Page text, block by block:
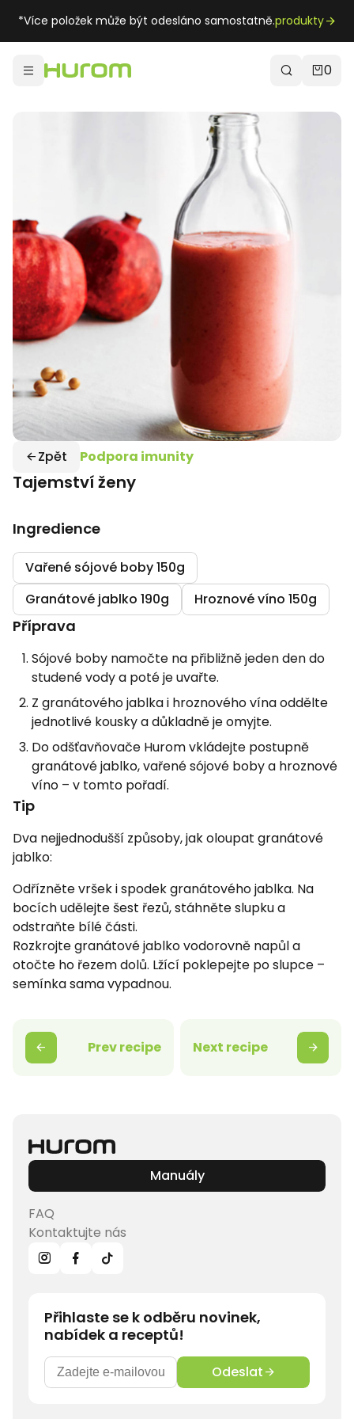
*Více položek může být odesláno samostatně.produkty
0
Zpět Podpora imunity
Tajemství ženy
Ingredience
Vařené sójové boby 150g
Granátové jablko 190g
Hroznové víno 150g
Příprava
Sójové boby namočte na přibližně jeden den do
studené vody a poté je uvařte.
Z granátového jablka i hroznového vína oddělte
jednotlivé kousky a důkladně je omyjte.
Do odšťavňovače Hurom vkládejte postupně
granátové jablko, vařené sójové boby a hroznové
víno – v tomto pořadí.
Tip
Dva nejjednodušší způsoby, jak oloupat granátové
jablko:
Odřízněte vršek i spodek granátového jablka. Na
bocích udělejte šest řezů, stáhněte slupku a
odstraňte bílé části.
Rozkrojte granátové jablko vodorovně napůl a
otočte ho řezem dolů. Lžící poklepejte po slupce –
semínka sama vypadnou.
Prev recipe Next recipe
Manuály
FAQ
Kontaktujte nás
Přihlaste se k odběru novinek,
nabídek a receptů!
Odeslat